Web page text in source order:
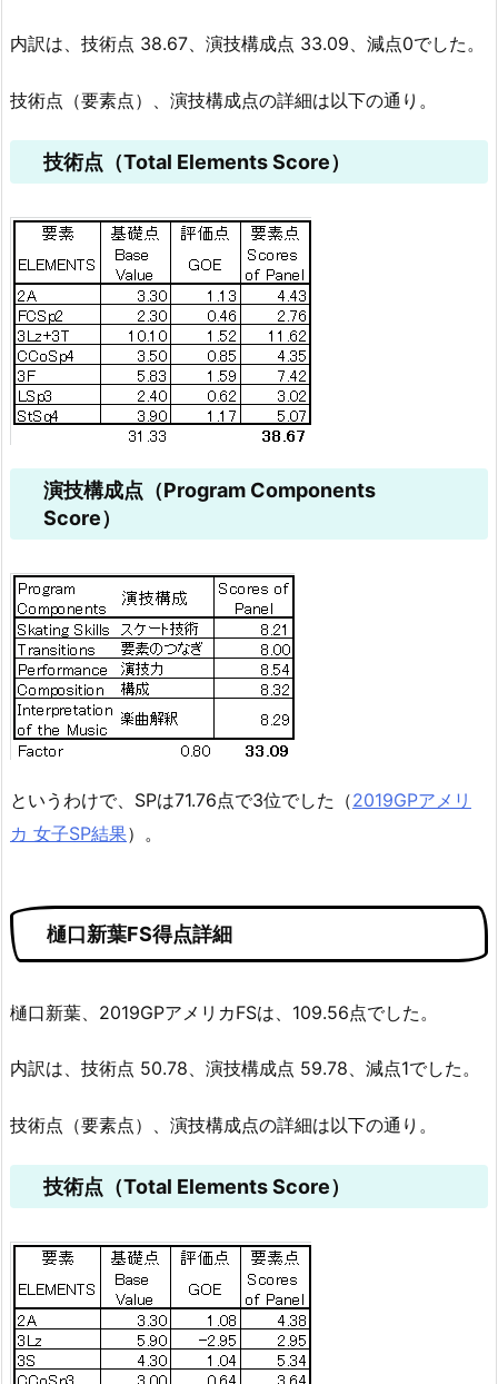
内訳は、技術点 38.67、演技構成点 33.09、減点0でした。
技術点（要素点）、演技構成点の詳細は以下の通り。
技術点（Total Elements Score）
演技構成点（Program Components
Score）
というわけで、SPは71.76点で3位でした（2019GPアメリ
カ 女子SP結果）。
樋口新葉FS得点詳細
樋口新葉、2019GPアメリカFSは、109.56点でした。
内訳は、技術点 50.78、演技構成点 59.78、減点1でした。
技術点（要素点）、演技構成点の詳細は以下の通り。
技術点（Total Elements Score）